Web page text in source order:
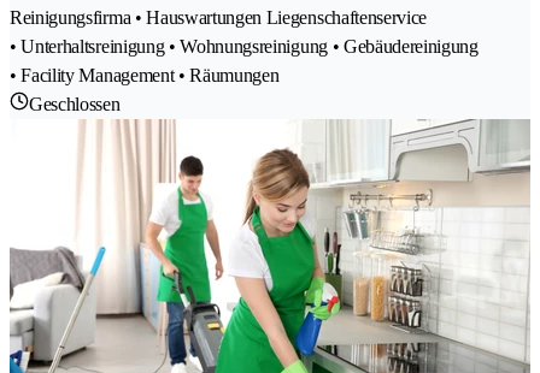
Reinigungsfirma • Hauswartungen Liegenschaftenservice
• Unterhaltsreinigung • Wohnungsreinigung • Gebäudereinigung
• Facility Management • Räumungen
Geschlossen